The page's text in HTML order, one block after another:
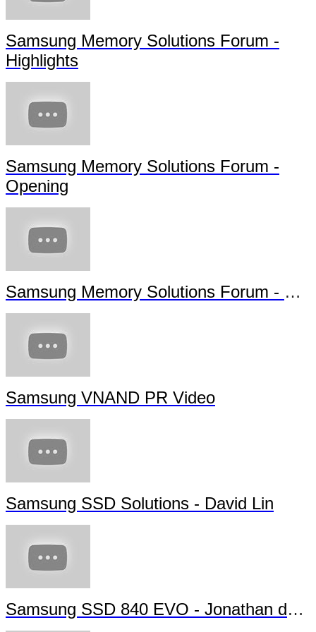
Samsung Memory Solutions Forum -
Highlights
Samsung Memory Solutions Forum -
Opening
Samsung Memory Solutions Forum - Future Technology
Samsung VNAND PR Video
Samsung SSD Solutions - David Lin
Samsung SSD 840 EVO - Jonathan da Silva